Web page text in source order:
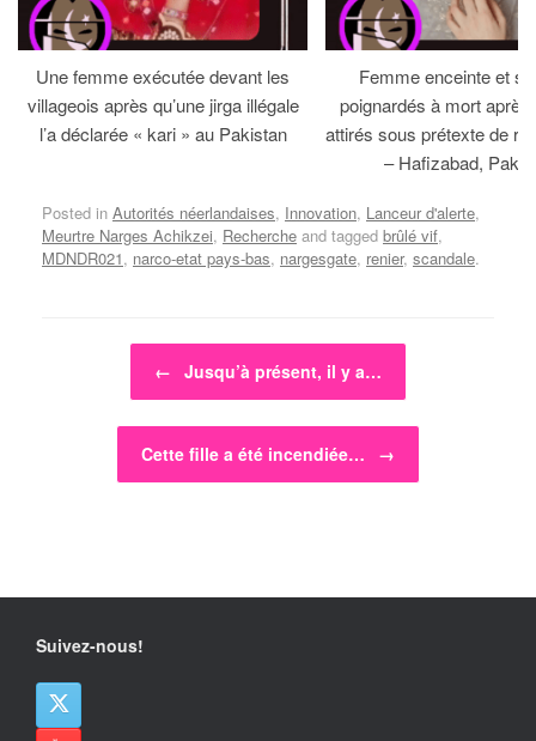
Une femme exécutée devant les
villageois après qu’une jirga illégale
l’a déclarée « kari » au Pakistan
Femme enceinte et
poignardés à mort après
attirés sous prétexte de
– Hafizabad,
Posted in Autorités néerlandaises, Innovation, Lanceur d'alerte,
Meurtre Narges Achikzei, Recherche and tagged brûlé vif,
MDNDR021, narco-etat pays-bas, nargesgate, renier, scandale.
Post navigation
← Jusqu’à présent, il y a…
Cette fille a été incendiée… →
Suivez-nous!